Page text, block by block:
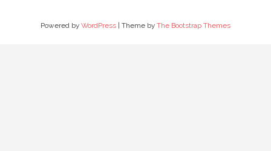
Powered by WordPress | Theme by The Bootstrap Themes